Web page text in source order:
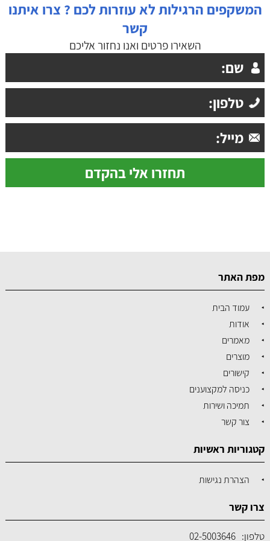
המשקפים הרגילות לא עוזרות לכם ? צרו איתנו
קשר
השאירו פרטים ואנו נחזור אליכם
מפת האתר
עמוד הבית
אודות
מאמרים
מוצרים
קישורים
כניסה למקצוענים
תמיכה ושירות
צור קשר
קטגוריות ראשיות
הצהרת נגישות
צרו קשר
טלפון: 02-5003646